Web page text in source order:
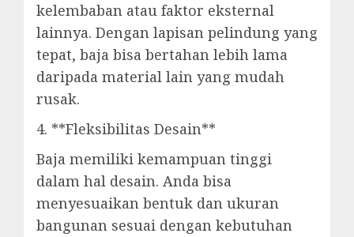
kelembaban atau faktor eksternal
lainnya. Dengan lapisan pelindung yang
tepat, baja bisa bertahan lebih lama
daripada material lain yang mudah
rusak.
4. **Fleksibilitas Desain**
Baja memiliki kemampuan tinggi
dalam hal desain. Anda bisa
menyesuaikan bentuk dan ukuran
bangunan sesuai dengan kebutuhan